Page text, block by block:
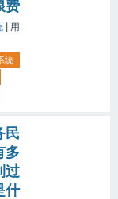
费
用
统
民
多
过
什